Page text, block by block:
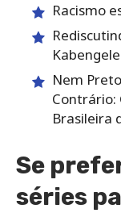
Racismo
Nem
Contrário:
Brasileira
Se
séries